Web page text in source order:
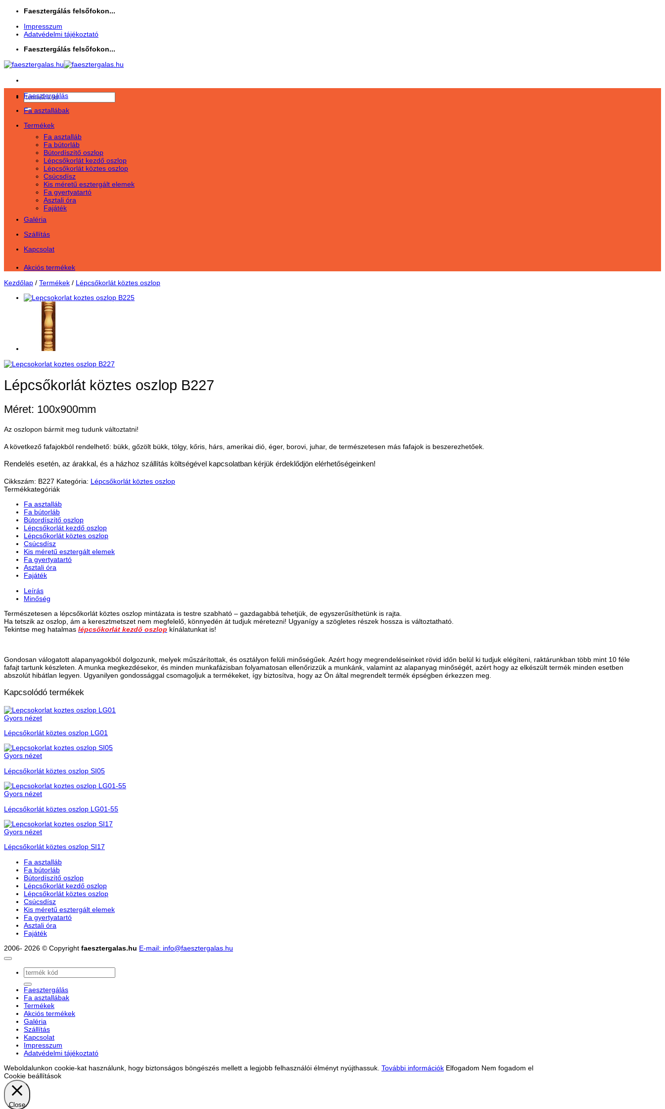
Skip
content
Faesztergálás felsőfokon...
Impresszum
Adatvédelmi tájékoztató
Faesztergálás felsőfokon...
Keresés
a
következőre:
Faesztergálás
Fa asztallábak
Termékek
Fa asztalláb
Fa bútorláb
Bútordíszítő oszlop
Lépcsőkorlát kezdő oszlop
Lépcsőkorlát köztes oszlop
Csúcsdísz
Kis méretű esztergált elemek
Fa gyertyatartó
Asztali óra
Fajáték
Galéria
Szállítás
Kapcsolat
Akciós termékek
Kezdőlap / Termékek / Lépcsőkorlát köztes oszlop
Lépcsőkorlát köztes oszlop B227
Méret: 100x900mm
Az oszlopon bármit meg tudunk változtatni!
A következő fafajokból rendelhető: bükk, gőzölt bükk, tölgy, kőris, hárs, amerikai dió, éger, borovi, juhar, de természetesen más fafajok is beszerezhetőek.
Rendelés esetén, az árakkal, és a házhoz szállítás költségével kapcsolatban kérjük érdeklődjön elérhetőségeinken!
Cikkszám: B227 Kategória: Lépcsőkorlát köztes oszlop
Termékkategóriák
Fa asztalláb
Fa bútorláb
Bútordíszítő oszlop
Lépcsőkorlát kezdő oszlop
Lépcsőkorlát köztes oszlop
Csúcsdísz
Kis méretű esztergált elemek
Fa gyertyatartó
Asztali óra
Fajáték
Leírás
Minőség
Természetesen a lépcsőkorlát köztes oszlop mintázata is testre szabható – gazdagabbá tehetjük, de egyszerűsíthetünk is rajta.
Ha tetszik az oszlop, ám a keresztmetszet nem megfelelő, könnyedén át tudjuk méretezni! Ugyanígy a szögletes részek hossza is változtatható.
Tekintse meg hatalmas lépcsőkorlát kezdő oszlop kínálatunkat is!
Gondosan válogatott alapanyagokból dolgozunk, melyek műszárítottak, és osztályon felüli minőségűek. Azért hogy megrendeléseinket rövid időn belül ki tudjuk elégíteni, raktárunkban több mint 10 féle
fafajt tartunk készleten. A munka megkezdésekor, és minden munkafázisban folyamatosan ellenőrizzük a munkánk, valamint az alapanyag minőségét, azért hogy az elkészült termék minden esetben
abszolút hibátlan legyen. Ugyanilyen gondossággal csomagoljuk a termékeket, így biztosítva, hogy az Ön által megrendelt termék épségben érkezzen meg.
Kapcsolódó termékek
Gyors nézet
Lépcsőkorlát köztes oszlop LG01
Gyors nézet
Lépcsőkorlát köztes oszlop SI05
Gyors nézet
Lépcsőkorlát köztes oszlop LG01-55
Gyors nézet
Lépcsőkorlát köztes oszlop SI17
Fa asztalláb
Fa bútorláb
Bútordíszítő oszlop
Lépcsőkorlát kezdő oszlop
Lépcsőkorlát köztes oszlop
Csúcsdísz
Kis méretű esztergált elemek
Fa gyertyatartó
Asztali óra
Fajáték
2006- 2026 © Copyright faesztergalas.hu E-mail: info@faesztergalas.hu
Keresés
a
következőre:
Faesztergálás
Fa asztallábak
Termékek
Akciós termékek
Galéria
Szállítás
Kapcsolat
Impresszum
Adatvédelmi tájékoztató
Weboldalunkon cookie-kat használunk, hogy biztonságos böngészés mellett a legjobb felhasználói élményt nyújthassuk. További információk Elfogadom Nem fogadom el
Cookie beállítások
Close